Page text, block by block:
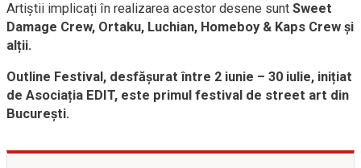
Artiștii implicați în realizarea acestor desene sunt Sweet
Damage Crew, Ortaku, Luchian, Homeboy & Kaps Crew și
alții.
Outline Festival, desfășurat între 2 iunie – 30 iulie, inițiat
de Asociația EDIT, este primul festival de street art din
București.